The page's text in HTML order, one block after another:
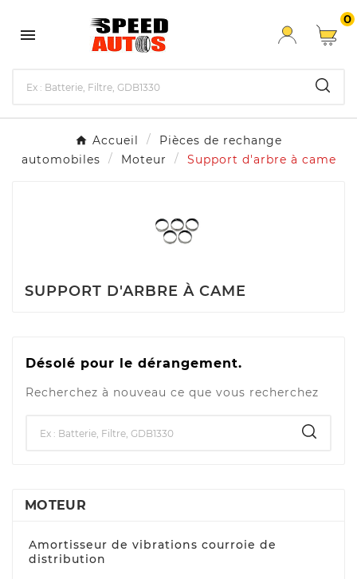

0
Accueil
Pièces de rechange
automobiles
Moteur Support d'arbre à came
SUPPORT D'ARBRE À CAME
Désolé pour le dérangement.
Recherchez à nouveau ce que vous recherchez
MOTEUR
Amortisseur de vibrations courroie de
distribution